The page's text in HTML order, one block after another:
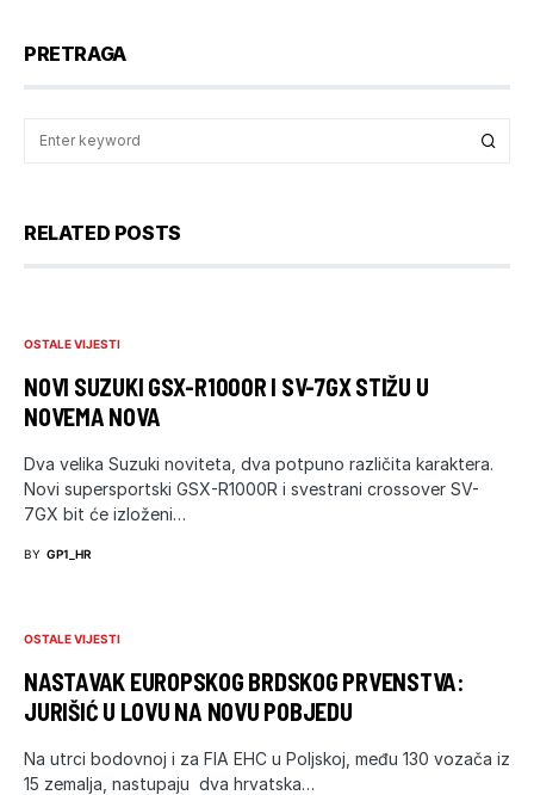
PRETRAGA
RELATED POSTS
OSTALE VIJESTI
NOVI SUZUKI GSX-R1000R I SV-7GX STIŽU U
NOVEMA NOVA
Dva velika Suzuki noviteta, dva potpuno različita karaktera.
Novi supersportski GSX-R1000R i svestrani crossover SV-
7GX bit će izloženi…
BY GP1_HR
OSTALE VIJESTI
NASTAVAK EUROPSKOG BRDSKOG PRVENSTVA:
JURIŠIĆ U LOVU NA NOVU POBJEDU
Na utrci bodovnoj i za FIA EHC u Poljskoj, među 130 vozača iz
15 zemalja, nastupaju dva hrvatska…